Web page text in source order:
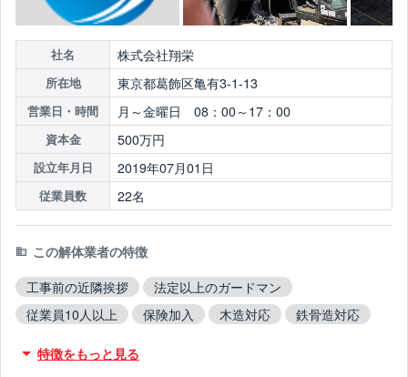
社名 株式会社翔栄
所在地 東京都葛飾区亀有3-1-13
営業日・時間 月～金曜日 08：00～17：00
資本金 500万円
設立年月日 2019年07月01日
従業員数 22名
この解体業者の特徴
工事前の近隣挨拶
法定以上のガードマン
従業員10人以上
保険加入 木造対応
鉄骨造対応
特徴をもっと見る